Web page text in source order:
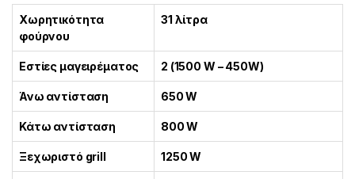
Χωρητικότητα
φούρνου
31 λίτρα
Εστίες μαγειρέματος 2 (1500 W – 450W)
Άνω αντίσταση 650 W
Κάτω αντίσταση 800 W
Ξεχωριστό grill 1250 W